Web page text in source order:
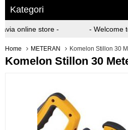
Kategori
online store - - Welcome
Home METERAN Komelon Stillon 30
Komelon Stillon 30